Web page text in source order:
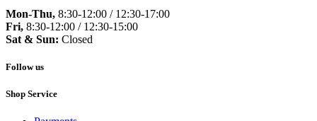
Mon-Thu, 8:30-12:00 / 12:30-17:00
Fri, 8:30-12:00 / 12:30-15:00
Sat & Sun: Closed
Follow us
Shop Service